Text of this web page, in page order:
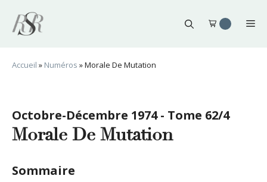
contenu
Accueil » Numéros »Morale De Mutation
Octobre-Décembre 1974 - Tome 62/4
Morale De Mutation
Sommaire